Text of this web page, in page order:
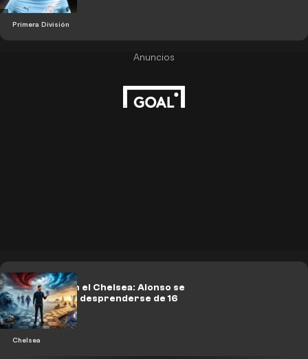
Primera División
Chelsea
Gran criba en el Chelsea: Alonso se
prepara para desprenderse de 16
jugadores